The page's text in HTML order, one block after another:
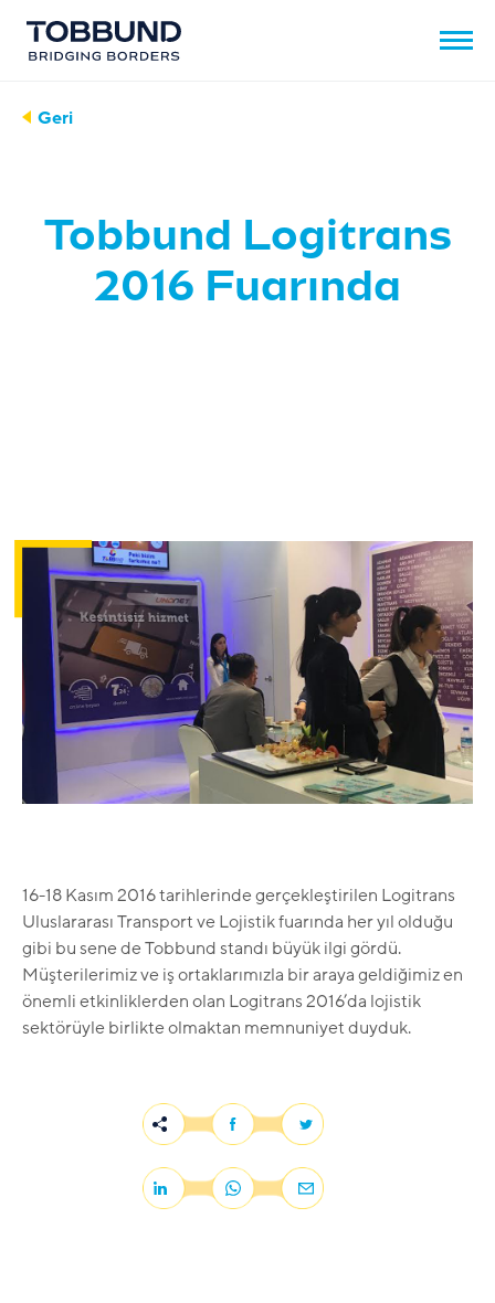
Geri
Tobbund Logitrans
2016 Fuarında
16-18 Kasım 2016 tarihlerinde gerçekleştirilen Logitrans
Uluslararası Transport ve Lojistik fuarında her yıl olduğu
gibi bu sene de Tobbund standı büyük ilgi gördü.
Müşterilerimiz ve iş ortaklarımızla bir araya geldiğimiz en
önemli etkinliklerden olan Logitrans 2016’da lojistik
sektörüyle birlikte olmaktan memnuniyet duyduk.